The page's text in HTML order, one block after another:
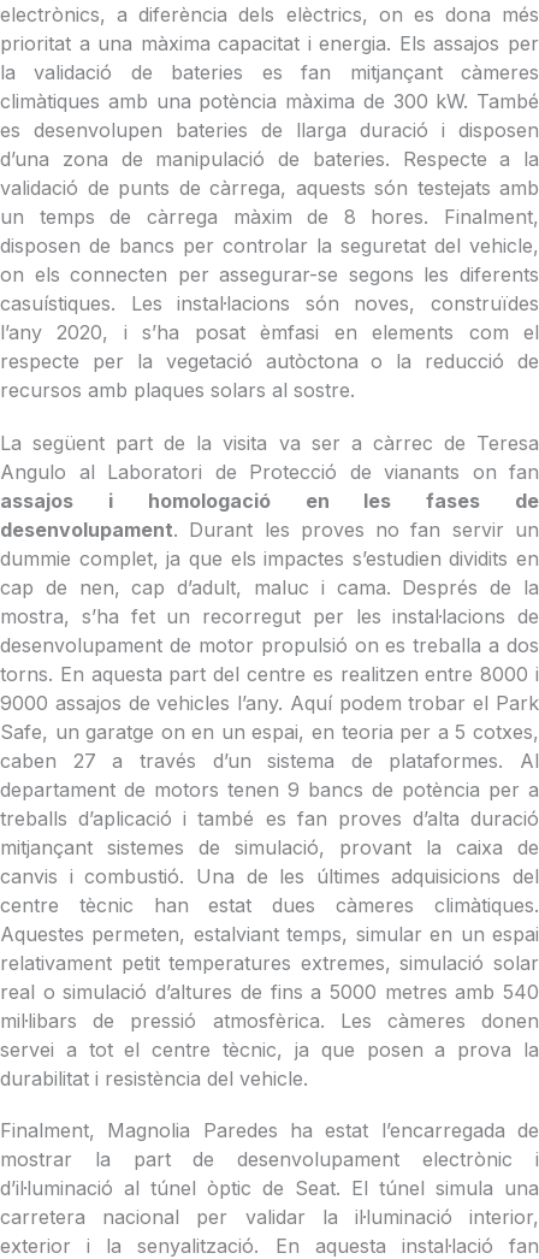
electrònics, a diferència dels elèctrics, on es dona més
prioritat a una màxima capacitat i energia. Els assajos per
la validació de bateries es fan mitjançant càmeres
climàtiques amb una potència màxima de 300 kW. També
es desenvolupen bateries de llarga duració i disposen
d’una zona de manipulació de bateries. Respecte a la
validació de punts de càrrega, aquests són testejats amb
un temps de càrrega màxim de 8 hores. Finalment,
disposen de bancs per controlar la seguretat del vehicle,
on els connecten per assegurar-se segons les diferents
casuístiques. Les instal·lacions són noves, construïdes
l’any 2020, i s’ha posat èmfasi en elements com el
respecte per la vegetació autòctona o la reducció de
recursos amb plaques solars al sostre.
La següent part de la visita va ser a càrrec de Teresa
Angulo al Laboratori de Protecció de vianants on fan
assajos i homologació en les fases de
desenvolupament. Durant les proves no fan servir un
dummie complet, ja que els impactes s’estudien dividits en
cap de nen, cap d’adult, maluc i cama. Després de la
mostra, s’ha fet un recorregut per les instal·lacions de
desenvolupament de motor propulsió on es treballa a dos
torns. En aquesta part del centre es realitzen entre 8000 i
9000 assajos de vehicles l’any. Aquí podem trobar el Park
Safe, un garatge on en un espai, en teoria per a 5 cotxes,
caben 27 a través d’un sistema de plataformes. Al
departament de motors tenen 9 bancs de potència per a
treballs d’aplicació i també es fan proves d’alta duració
mitjançant sistemes de simulació, provant la caixa de
canvis i combustió. Una de les últimes adquisicions del
centre tècnic han estat dues càmeres climàtiques.
Aquestes permeten, estalviant temps, simular en un espai
relativament petit temperatures extremes, simulació solar
real o simulació d’altures de fins a 5000 metres amb 540
mil·libars de pressió atmosfèrica. Les càmeres donen
servei a tot el centre tècnic, ja que posen a prova la
durabilitat i resistència del vehicle.
Finalment, Magnolia Paredes ha estat l’encarregada de
mostrar la part de desenvolupament electrònic i
d’il·luminació al túnel òptic de Seat. El túnel simula una
carretera nacional per validar la il·luminació interior,
exterior i la senyalització. En aquesta instal·lació fan